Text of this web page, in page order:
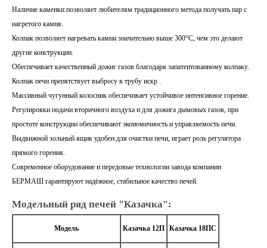
Наличие каменки позволяет любителям традиционного метода получать пар с
нагретого камня.
Колпак позволяет нагревать камни значительно выше 300°С, чем это делают
другие конструкции.
Обеспечивает качественный дожиг газов благодаря запатентованному колпаку.
Колпак печи препятствует выбросу в трубу искр .
Массивный чугунный колосник обеспечивает устойчивое интенсивное горение.
Регулировки подачи вторичного воздуха и для дожига дымовых газов, при
простоте конструкции обеспечивают экономичность и управляемость печи.
Выдвижной зольный ящик удобен для очистки печи, играет роль регулятора
прямого горения.
Современное оборудование и передовые технологии завода компании
БЕРМАШ гарантируют надёжное, стабильное качество печей.
Модельный ряд печей "Казачка":
Модель Казачка 12П Казачка 18ПС